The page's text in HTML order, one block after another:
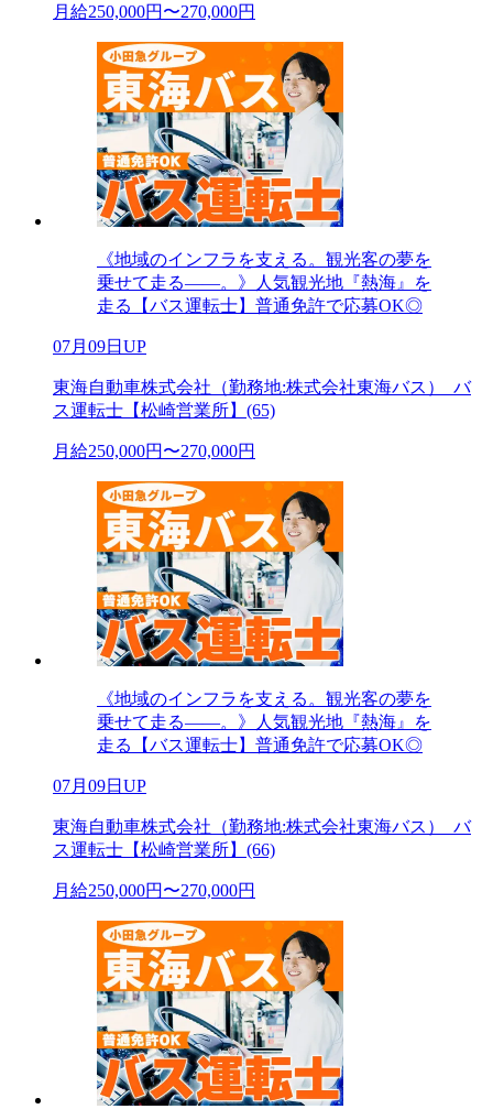
月給250,000円〜270,000円
《地域のインフラを支える。観光客の夢を
乗せて走る――。》人気観光地『熱海』を
走る【バス運転士】普通免許で応募OK◎
07月09日UP
東海自動車株式会社（勤務地:株式会社東海バス）_バ
ス運転士【松崎営業所】(65)
月給250,000円〜270,000円
《地域のインフラを支える。観光客の夢を
乗せて走る――。》人気観光地『熱海』を
走る【バス運転士】普通免許で応募OK◎
07月09日UP
東海自動車株式会社（勤務地:株式会社東海バス）_バ
ス運転士【松崎営業所】(66)
月給250,000円〜270,000円